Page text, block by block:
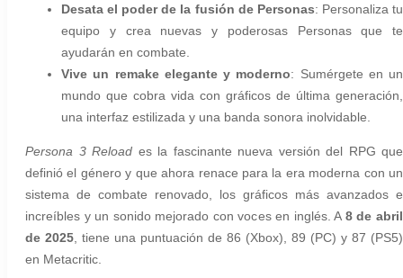
Desata el poder de la fusión de Personas: Personaliza tu
equipo y crea nuevas y poderosas Personas que te
ayudarán en combate.
Vive un remake elegante y moderno: Sumérgete en un
mundo que cobra vida con gráficos de última generación,
una interfaz estilizada y una banda sonora inolvidable.
Persona 3 Reload es la fascinante nueva versión del RPG que
definió el género y que ahora renace para la era moderna con un
sistema de combate renovado, los gráficos más avanzados e
increíbles y un sonido mejorado con voces en inglés. A 8 de abril
de 2025 , tiene una puntuación de 86 (Xbox), 89 (PC) y 87 (PS5)
en Metacritic.